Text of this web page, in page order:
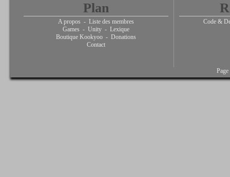
Plan
A propos - Liste des membres
Games - Unity - Lexique
Boutique Kookyoo - Donations
Contact
Code &